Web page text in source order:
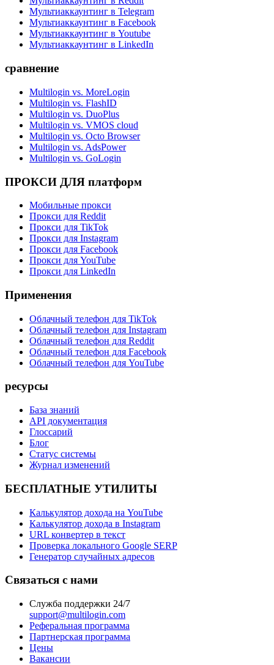
Мультиаккаунтинг в Telegram
Мультиаккаунтинг в Facebook
Мультиаккаунтинг в Youtube
Мультиаккаунтинг в LinkedIn
сравнение
Multilogin vs. MoreLogin
Multilogin vs. FlashID
Multilogin vs. DuoPlus
Multilogin vs. VMOS cloud
Multilogin vs. Octo Browser
Multilogin vs. AdsPower
Multilogin vs. GoLogin
ПРОКСИ ДЛЯ платформ
Мобильные прокси
Прокси для Reddit
Прокси для TikTok
Прокси для Instagram
Прокси для Facebook
Прокси для YouTube
Прокси для LinkedIn
Применения
Облачный телефон для TikTok
Облачный телефон для Instagram
Облачный телефон для Reddit
Облачный телефон для Facebook
Облачный телефон для YouTube
ресурсы
База знаний
API документация
Глоссарий
Блог
Статус системы
Журнал изменений
БЕСПЛАТНЫЕ УТИЛИТЫ
Калькулятор дохода на YouTube
Калькулятор дохода в Instagram
URL конвертер в текст
Проверка локального Google SERP
Генератор случайных адресов
Связаться с нами
Служба поддержки 24/7
support@multilogin.com
Реферальная программа
Партнерская программа
Цены
Вакансии